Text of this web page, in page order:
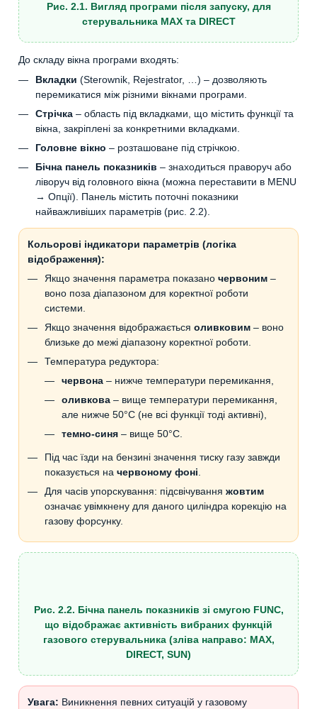
Рис. 2.1. Вигляд програми після запуску, для
стерувальника MAX та DIRECT
До складу вікна програми входять:
Вкладки (Sterownik, Rejestrator, …) – дозволяють
перемикатися між різними вікнами програми.
Стрічка – область під вкладками, що містить функції та
вікна, закріплені за конкретними вкладками.
Головне вікно – розташоване під стрічкою.
Бічна панель показників – знаходиться праворуч або
ліворуч від головного вікна (можна переставити в MENU
→ Опції). Панель містить поточні показники
найважливіших параметрів (рис. 2.2).
Кольорові індикатори параметрів (логіка
відображення):
Якщо значення параметра показано червоним –
воно поза діапазоном для коректної роботи
системи.
Якщо значення відображається оливковим – воно
близьке до межі діапазону коректної роботи.
Температура редуктора:
червона – нижче температури перемикання,
оливкова – вище температури перемикання,
але нижче 50°C (не всі функції тоді активні),
темно-синя – вище 50°C.
Під час їзди на бензині значення тиску газу завжди
показується на червоному фоні.
Для часів упорскування: підсвічування жовтим
означає увімкнену для даного циліндра корекцію на
газову форсунку.
Рис. 2.2. Бічна панель показників зі смугою FUNC,
що відображає активність вибраних функцій
газового стерувальника (зліва направо: MAX,
DIRECT, SUN)
Увага: Виникнення певних ситуацій у газовому